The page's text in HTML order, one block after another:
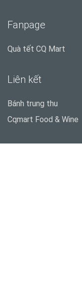
Fanpage
Quà tết CQ Mart
Liên kết
Bánh trung thu
Cqmart Food & Wine